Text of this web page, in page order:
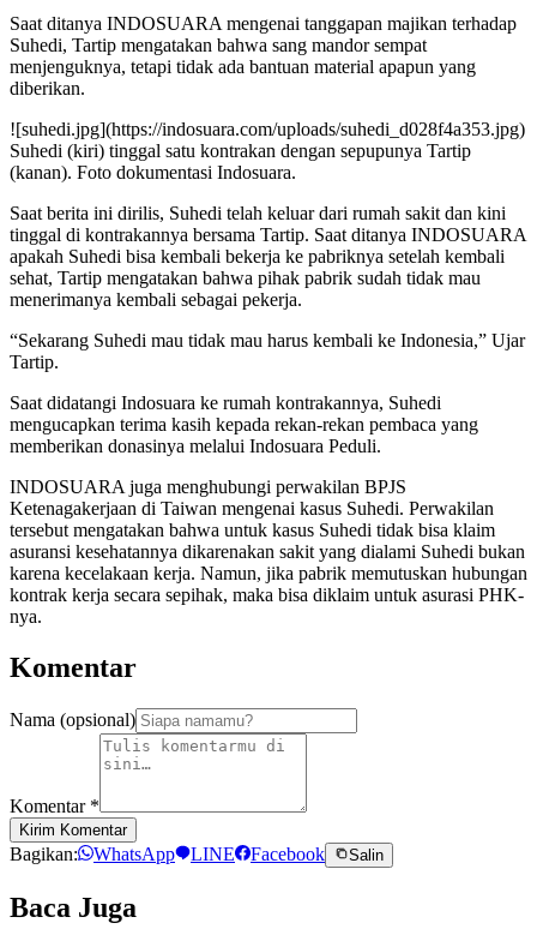
Saat ditanya INDOSUARA mengenai tanggapan majikan terhadap
Suhedi, Tartip mengatakan bahwa sang mandor sempat
menjenguknya, tetapi tidak ada bantuan material apapun yang
diberikan.
![suhedi.jpg](https://indosuara.com/uploads/suhedi_d028f4a353.jpg)
Suhedi (kiri) tinggal satu kontrakan dengan sepupunya Tartip
(kanan). Foto dokumentasi Indosuara.
Saat berita ini dirilis, Suhedi telah keluar dari rumah sakit dan kini
tinggal di kontrakannya bersama Tartip. Saat ditanya INDOSUARA
apakah Suhedi bisa kembali bekerja ke pabriknya setelah kembali
sehat, Tartip mengatakan bahwa pihak pabrik sudah tidak mau
menerimanya kembali sebagai pekerja.
“Sekarang Suhedi mau tidak mau harus kembali ke Indonesia,” Ujar
Tartip.
Saat didatangi Indosuara ke rumah kontrakannya, Suhedi
mengucapkan terima kasih kepada rekan-rekan pembaca yang
memberikan donasinya melalui Indosuara Peduli.
INDOSUARA juga menghubungi perwakilan BPJS
Ketenagakerjaan di Taiwan mengenai kasus Suhedi. Perwakilan
tersebut mengatakan bahwa untuk kasus Suhedi tidak bisa klaim
asuransi kesehatannya dikarenakan sakit yang dialami Suhedi bukan
karena kecelakaan kerja. Namun, jika pabrik memutuskan hubungan
kontrak kerja secara sepihak, maka bisa diklaim untuk asurasi PHK-
nya.
Komentar
Nama (opsional)
Komentar *
Kirim Komentar
Bagikan: WhatsApp LINE Facebook Salin
Baca Juga